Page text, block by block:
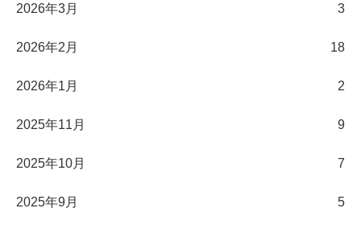
2026年3月 3
2026年2月 18
2026年1月 2
2025年11月 9
2025年10月 7
2025年9月 5